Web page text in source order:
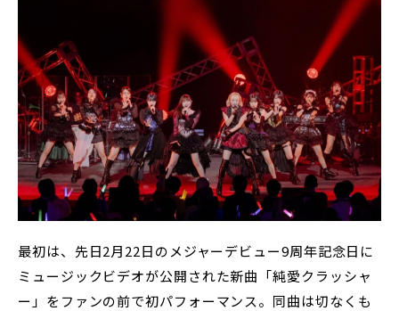
最初は、先日2月22日のメジャーデビュー9周年記念日に
ミュージックビデオが公開された新曲「純愛クラッシャ
ー」をファンの前で初パフォーマンス。同曲は切なくも